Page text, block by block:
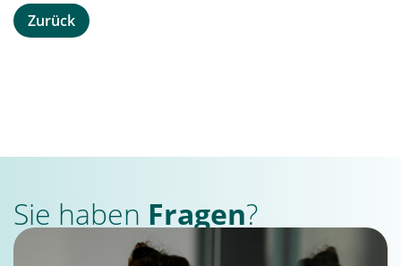
Zurück
Sie haben Fragen?